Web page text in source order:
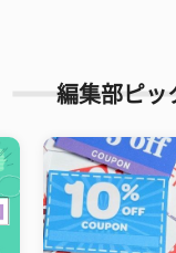
編集部ピッ